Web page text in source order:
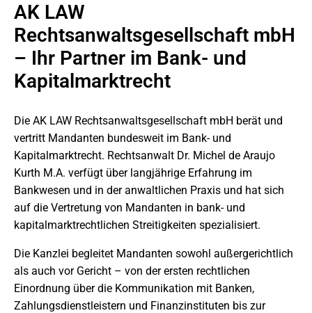
AK LAW
Rechtsanwaltsgesellschaft mbH
– Ihr Partner im Bank- und
Kapitalmarktrecht
Die AK LAW Rechtsanwaltsgesellschaft mbH berät und
vertritt Mandanten bundesweit im Bank- und
Kapitalmarktrecht. Rechtsanwalt Dr. Michel de Araujo
Kurth M.A. verfügt über langjährige Erfahrung im
Bankwesen und in der anwaltlichen Praxis und hat sich
auf die Vertretung von Mandanten in bank- und
kapitalmarktrechtlichen Streitigkeiten spezialisiert.
Die Kanzlei begleitet Mandanten sowohl außergerichtlich
als auch vor Gericht – von der ersten rechtlichen
Einordnung über die Kommunikation mit Banken,
Zahlungsdienstleistern und Finanzinstituten bis zur